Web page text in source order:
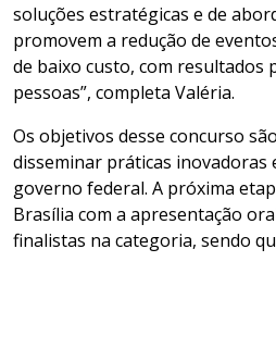
soluções estratégicas e de
promovem a redução de
de baixo custo, com resultados
pessoas”, completa Valéria.
Os objetivos desse concurso
disseminar práticas inovadoras
governo federal. A próxima
Brasília com a apresentação
finalistas na categoria, sendo